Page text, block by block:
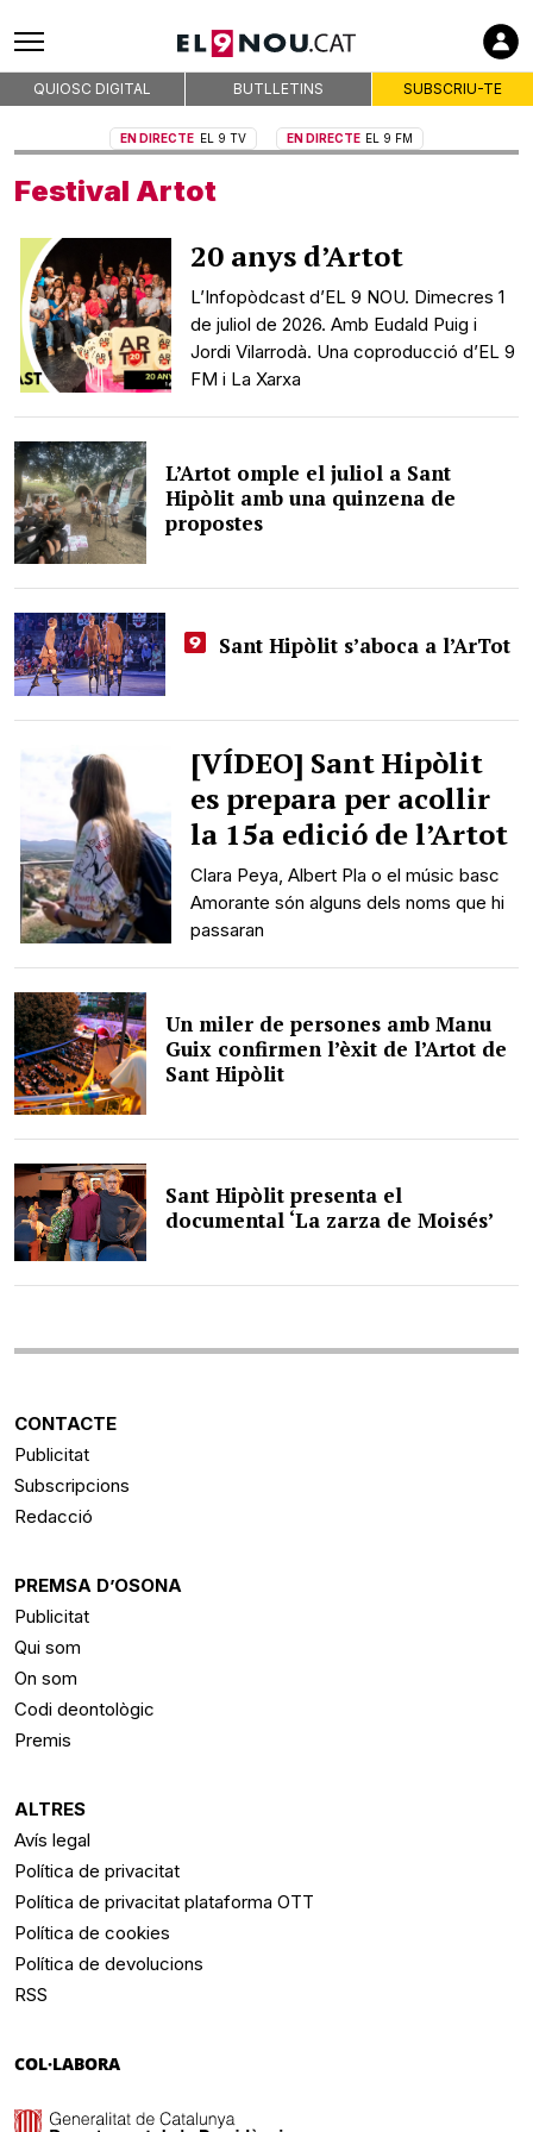
QUIOSC DIGITAL BUTLLETINS SUBSCRIU-TE
EN DIRECTE EL 9 TV EN DIRECTE EL 9 FM
Festival Artot
20 anys d’Artot
L’Infopòdcast d’EL 9 NOU. Dimecres 1
de juliol de 2026. Amb Eudald Puig i
Jordi Vilarrodà. Una coproducció d’EL 9
FM i La Xarxa
L’Artot omple el juliol a Sant
Hipòlit amb una quinzena de
propostes
Sant Hipòlit s’aboca a l’ArTot
[VÍDEO] Sant Hipòlit
es prepara per acollir
la 15a edició de l’Artot
Clara Peya, Albert Pla o el músic basc
Amorante són alguns dels noms que hi
passaran
Un miler de persones amb Manu
Guix confirmen l’èxit de l’Artot de
Sant Hipòlit
Sant Hipòlit presenta el
documental ‘La zarza de Moisés’
CONTACTE
Publicitat
Subscripcions
Redacció
PREMSA D’OSONA
Publicitat
Qui som
On som
Codi deontològic
Premis
ALTRES
Avís legal
Política de privacitat
Política de privacitat plataforma OTT
Política de cookies
Política de devolucions
RSS
COL·LABORA